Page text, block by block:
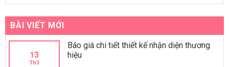
BÀI VIẾT MỚI
13
Th3
Báo giá chi tiết thiết kế nhận diện thương
hiệu